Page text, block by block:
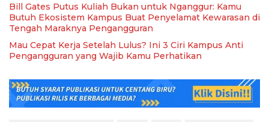
Bill Gates Putus Kuliah Bukan untuk Nganggur: Kamu
Butuh Ekosistem Kampus Buat Penyelamat Kewarasan di
Tengah Maraknya Pengangguran
Mau Cepat Kerja Setelah Lulus? Ini 3 Ciri Kampus Anti
Pengangguran yang Wajib Kamu Perhatikan